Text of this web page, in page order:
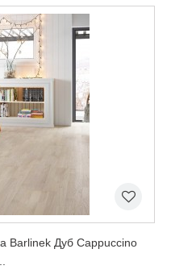
Barlinek Дуб Cappuccino